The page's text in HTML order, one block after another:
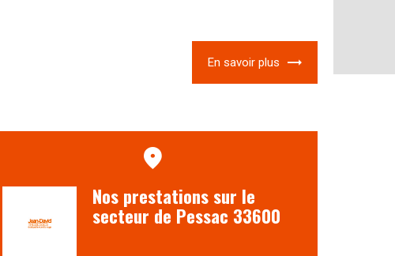
En savoir plus
Nos prestations sur le
secteur de Pessac 33600